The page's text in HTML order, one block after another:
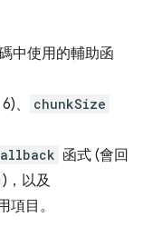
中使用的輔助函
、 chunkSize
函式 (會回
)，以及
項目。